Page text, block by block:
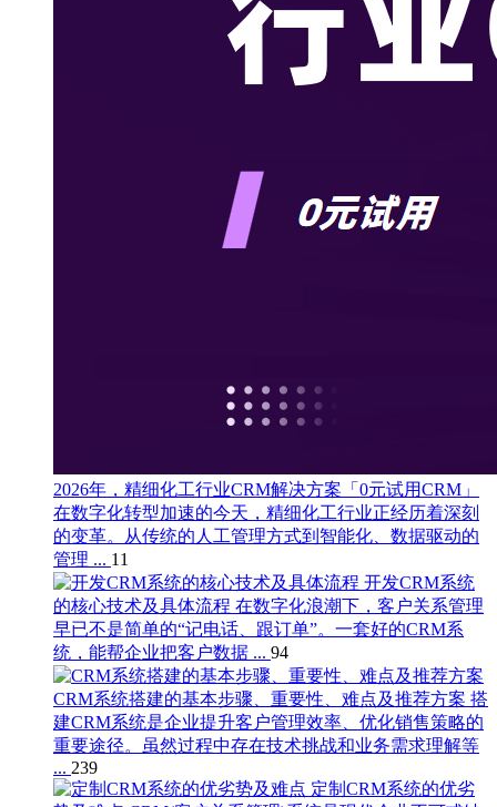
2026年，精细化工行业CRM解决方案「0元试用CRM」
在数字化转型加速的今天，精细化工行业正经历着深刻
的变革。从传统的人工管理方式到智能化、数据驱动的
管理 ... 11
开发CRM系统
的核心技术及具体流程 在数字化浪潮下，客户关系管理
早已不是简单的“记电话、跟订单”。一套好的CRM系
统，能帮企业把客户数据 ... 94
CRM系统搭建的基本步骤、重要性、难点及推荐方案 搭
建CRM系统是企业提升客户管理效率、优化销售策略的
重要途径。虽然过程中存在技术挑战和业务需求理解等
... 239
定制CRM系统的优劣